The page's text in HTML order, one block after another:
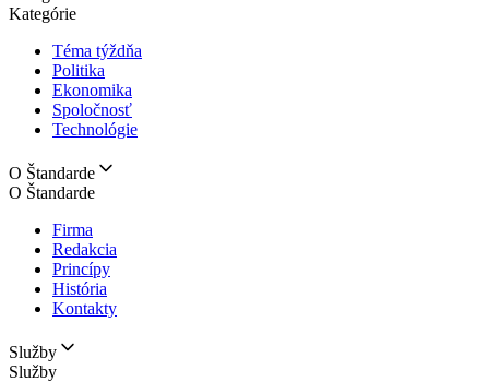
Kategórie
Téma týždňa
Politika
Ekonomika
Spoločnosť
Technológie
O Štandarde
O Štandarde
Firma
Redakcia
Princípy
História
Kontakty
Služby
Služby